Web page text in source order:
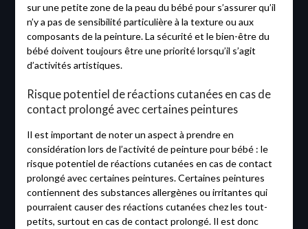
sur une petite zone de la peau du bébé pour s’assurer qu’il
n’y a pas de sensibilité particulière à la texture ou aux
composants de la peinture. La sécurité et le bien-être du
bébé doivent toujours être une priorité lorsqu’il s’agit
d’activités artistiques.
Risque potentiel de réactions cutanées en cas de
contact prolongé avec certaines peintures
Il est important de noter un aspect à prendre en
considération lors de l’activité de peinture pour bébé : le
risque potentiel de réactions cutanées en cas de contact
prolongé avec certaines peintures. Certaines peintures
contiennent des substances allergènes ou irritantes qui
pourraient causer des réactions cutanées chez les tout-
petits, surtout en cas de contact prolongé. Il est donc